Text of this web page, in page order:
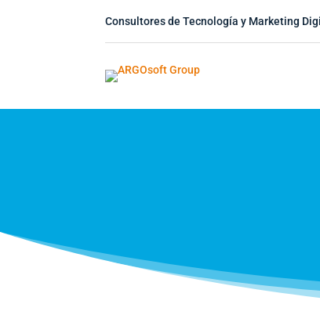
Consultores de Tecnología y Marketing